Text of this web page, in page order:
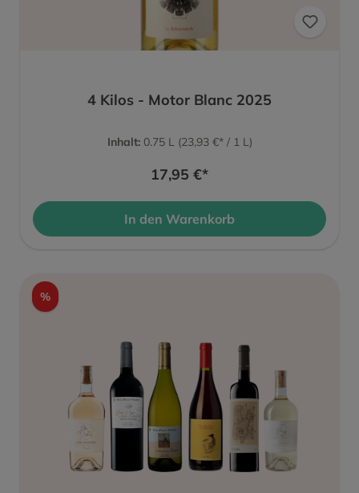
4 Kilos - Motor Blanc 2025
Inhalt: 0.75 L (23,93 €* / 1 L)
17,95 €*
In den Warenkorb
%